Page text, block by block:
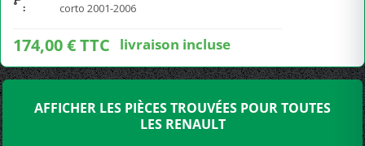
:
corto 2001-2006
174,00 € TTC livraison incluse
AFFICHER LES PIÈCES TROUVÉES POUR TOUTES
LES RENAULT